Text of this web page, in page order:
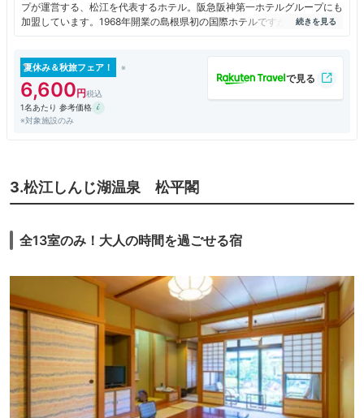
プが運営する、松江を代表するホテル。阪急阪神第一ホテルグループにも
加盟しています。1968年開業の島根県初の国際ホテルですが、2021年に
本館を建て替えた上で新館として再オープン。以前は宍道湖側にしか玄関
電車や空港バス、路線バスから直接、ホテルに入れるようになりました。
部屋は新しいだけに設備はしっかりと揃っており、バリアフリー対応も完
璧。落ち着いた日本の伝統色を使ったデザインの部屋は落ち着きがあり、
広いベットは心地よく眠れます。水回りは、バス、トイレ、洗面台が完全
セパレートなのも嬉しい。最上階の6階には温泉があり、さらにオートロ
元の素材を使った和洋中のメニューで、出雲そばや赤天など島根料理もあ
り、満足度は高かったです。
夏休み＆秋旅フェア！
6,600
1名あたり 参考価格
※対象施設のみ
3.松江しんじ湖温泉 松平閣
全13室のみ！大人の時間を過ごせる宿